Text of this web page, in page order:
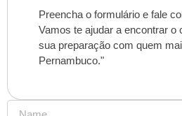
Preencha o formulário e fale
Vamos te ajudar a encontrar o
sua preparação com quem
Pernambuco."